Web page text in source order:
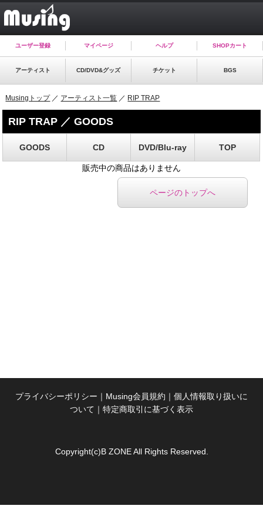
ユーザー登録 マイページ ヘルプ SHOPカート
アーティスト CD/DVD&グッズ チケット BGS
Musingトップ／ アーティスト一覧 ／ RIP TRAP
RIP TRAP ／ GOODS
GOODS CD DVD/Blu-ray TOP
販売中の商品はありません
ページのトップへ
プライバシーポリシー ｜ Musing会員規約 ｜ 個人情報取り扱いに
ついて ｜ 特定商取引に基づく表示
Copyright(c)B ZONE All Rights Reserved.